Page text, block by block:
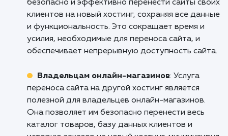
вашего сайта. Обратитесь к нам уже
чтобы обсудить детали переноса вашего
на новый хостинг и узнать, как мы
Интернете.
Кому подходит данный продукт?